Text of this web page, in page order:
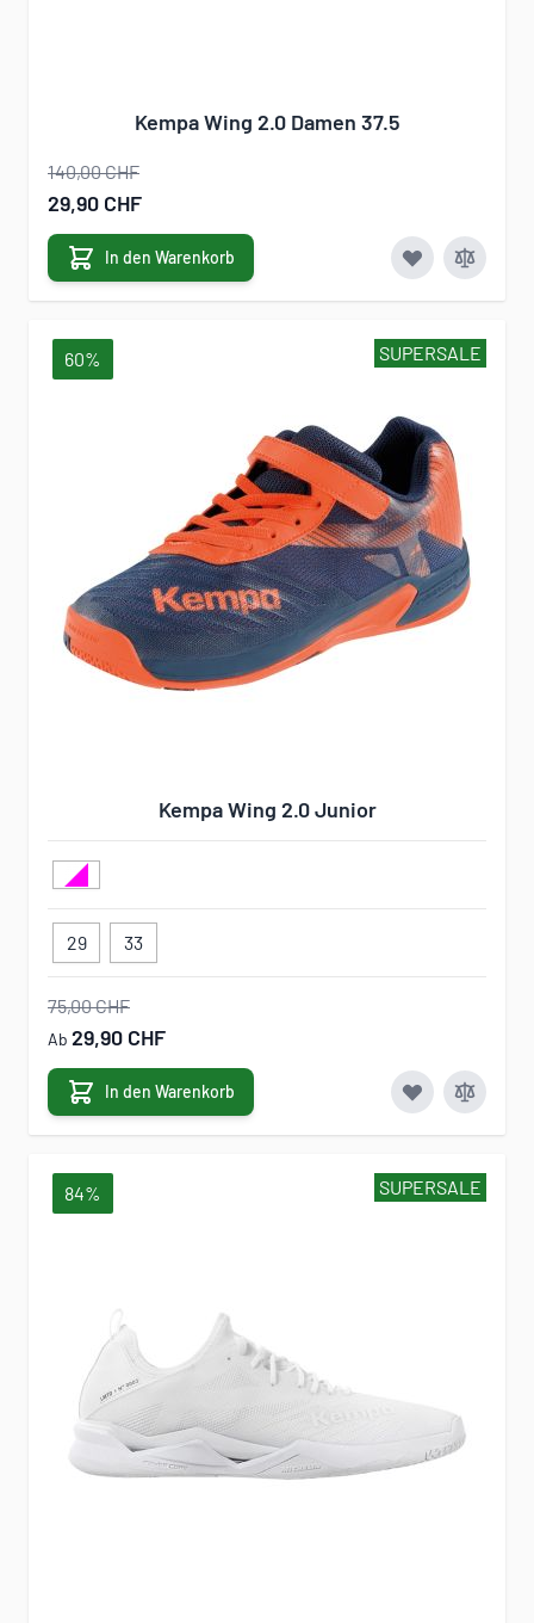
Kempa Wing 2.0 Damen 37.5
140,00 CHF
Sonderangebot
29,90 CHF
In den Warenkorb
SUPERSALE
60%
Kempa Wing 2.0 Junior
29 33
75,00 CHF
Ab 29,90 CHF
In den Warenkorb
SUPERSALE
84%